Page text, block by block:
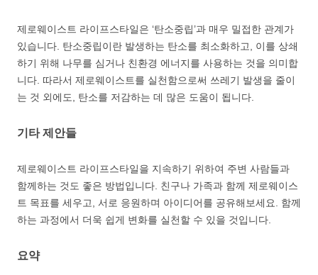
제로웨이스트 라이프스타일은 ‘탄소중립’과 매우 밀접한 관계가
있습니다. 탄소중립이란 발생하는 탄소를 최소화하고, 이를 상쇄
하기 위해 나무를 심거나 친환경 에너지를 사용하는 것을 의미합
니다. 따라서 제로웨이스트를 실천함으로써 쓰레기 발생을 줄이
는 것 외에도, 탄소를 저감하는 데 많은 도움이 됩니다.
기타 제안들
제로웨이스트 라이프스타일을 지속하기 위하여 주변 사람들과
함께하는 것도 좋은 방법입니다. 친구나 가족과 함께 제로웨이스
트 목표를 세우고, 서로 응원하며 아이디어를 공유해보세요. 함께
하는 과정에서 더욱 쉽게 변화를 실천할 수 있을 것입니다.
요약